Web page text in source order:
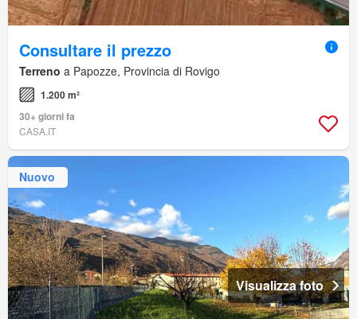
Consultare il prezzo
Terreno a Papozze, Provincia di Rovigo
1.200 m²
30+ giorni fa
CASA.IT
Nuovo
Visualizza foto